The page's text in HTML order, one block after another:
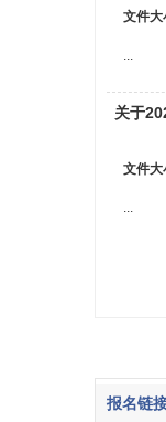
文件大
...
关于
文件大
...
报名链